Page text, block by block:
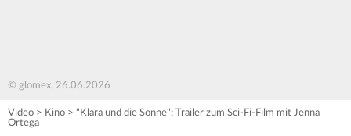
© glomex, 26.06.2026
Video > Kino > "Klara und die Sonne": Trailer zum Sci-Fi-Film mit Jenna
Ortega